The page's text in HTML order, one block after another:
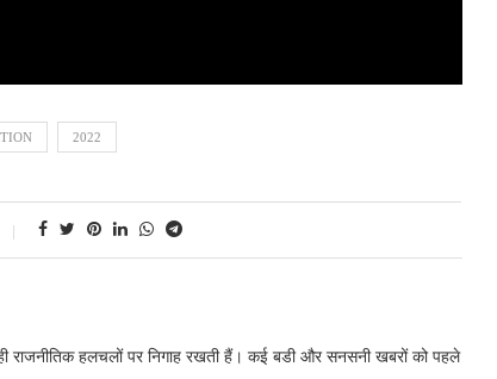
2022
हलचलों पर निगाह रखती हैं। कई बडी और सनसनी खबरों को पहले